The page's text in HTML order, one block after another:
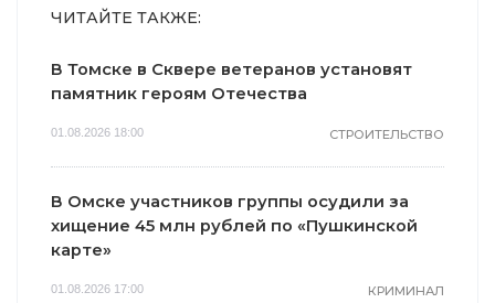
ЧИТАЙТЕ ТАКЖЕ:
В Томске в Сквере ветеранов установят
памятник героям Отечества
01.08.2026 18:00 СТРОИТЕЛЬСТВО
В Омске участников группы осудили за
хищение 45 млн рублей по «Пушкинской
карте»
01.08.2026 17:00 КРИМИНАЛ